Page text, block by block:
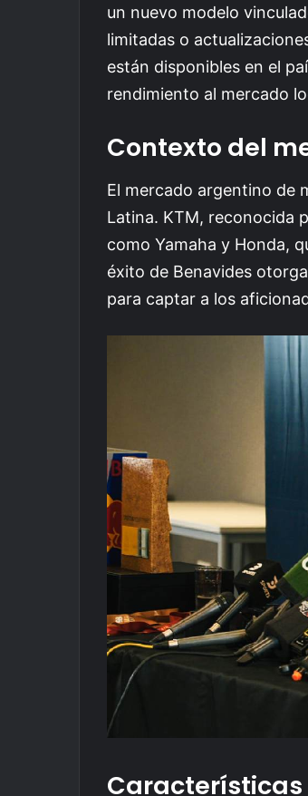
un nuevo modelo
limitadas o
están disponibles en el
rendimiento al mercado
Contexto del
El mercado argentino de
Latina. KTM, reconocida
como Yamaha y Honda,
éxito de Benavides
para captar a los
Características